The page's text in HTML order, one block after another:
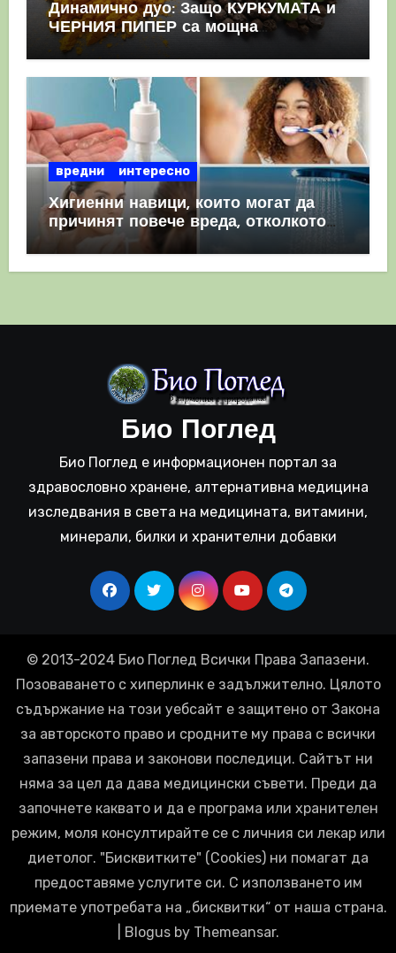
Динамично дуо: Защо КУРКУМАТА и
ЧЕРНИЯ ПИПЕР са мощна
комбинация
вредни интересно
Хигиенни навици, които могат да
причинят повече вреда, отколкото
полза
Био Поглед
Био Поглед е информационен портал за
здравословно хранене, алтернативна медицина
изследвания в света на медицината, витамини,
минерали, билки и хранителни добавки
© 2013-2024 Био Поглед Всички Права Запазени.
Позоваването с хиперлинк е задължително. Цялото
съдържание на този уебсайт е защитено от Закона
за авторското право и сродните му права с всички
запазени права и законови последици. Сайтът ни
няма за цел да дава медицински съвети. Преди да
започнете каквато и да е програма или хранителен
режим, моля консултирайте се с личния си лекар или
диетолог. "Бисквитките" (Cookies) ни помагат да
предоставяме услугите си. С използването им
приемате употребата на „бисквитки“ от наша страна.
Blogusby Themeansar.